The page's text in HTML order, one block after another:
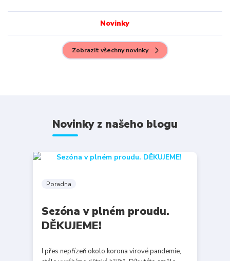
Novinky
Zobrazit všechny novinky
Novinky z našeho blogu
Poradna
Sezóna v plném proudu.
DĚKUJEME!
I přes nepřízeň okolo korona virové pandemie,